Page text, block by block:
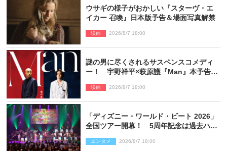
ウサギの様子がおかしい『スターヴ・エ
イカー 召喚』日本版予告＆場面写真解禁
映画 2026/8/7 18:00
謎の男に尽くされるサスペンスコメディ
ー！ 宇野祥平×萩原護『Man』本予告＆
映画 2026/8/7 18:00
「ディズニー・ワールド・ビート 2026」
全国ツアー開幕！ 5周年記念は過去ハイ
ポート】
エンタメ 2026/8/7 18:00